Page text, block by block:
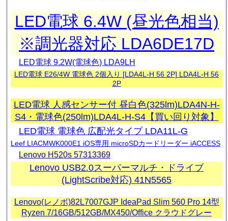
LED電球 6.4W (昼光色相当)
※調光器対応 LDA6DE17D
LED電球 9.2W(電球色) LDA9LH
LED電球 E26/4W 電球色 2個入り [LDA4L-H 56 2P] LDA4L-H 56
2P
LED電球 人感センサー付 昼白色(325lm)LDA4N-H-
S4・電球色(250lm)LDA4L-H-S4【買い回り対象】
LED電球 電球色 広配光タイプ LDA11L-G
Leef LIACMWK000E1 iOS専用 microSDカードリーダー iACCESS
Lenovo H520s 57313369
Lenovo USB2.0スーパーマルチ・ドライブ
(LightScribe対応) 41N5565
Lenovo(レノボ)82L7007GJP IdeaPad Slim 560 Pro 14型
Ryzen 7/16GB/512GB/MX450/Office クラウドグレー